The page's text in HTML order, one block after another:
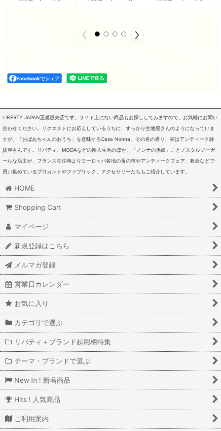
Facebookでシェア
LIBERTY JAPAN正規販売店です。サイト上にない商品もお探ししてみますので、お気軽にお問い
合わせください。リクエストにお応えしているうちに、すっかり生地屋さんのようになっていま
すが、「おばあちゃんのおうち」を意味するCasa Nonna、その名の通り、実はアンティーク雑
貨屋さんです。リバティ、MODAなどの輸入生地のほか、「ノンナの孫娘」ことノスタルジーガ
ールな店主が、フランス在住時よりヨーロッパ各地の蚤の市やアンティークフェア、教会などで
買い集めているブロカントやファブリック、アクセサリーたちもご紹介しています。
HOME
Shopping Cart
マイページ
新規登録はこちら
メルマガ登録
営業日カレンダー
お気に入り
カテゴリで選ぶ
リバティ＋ブランド起用柄特集
テーマ・ブランドで選ぶ
New In ! 新着商品
Hits ! 人気商品
ご利用案内